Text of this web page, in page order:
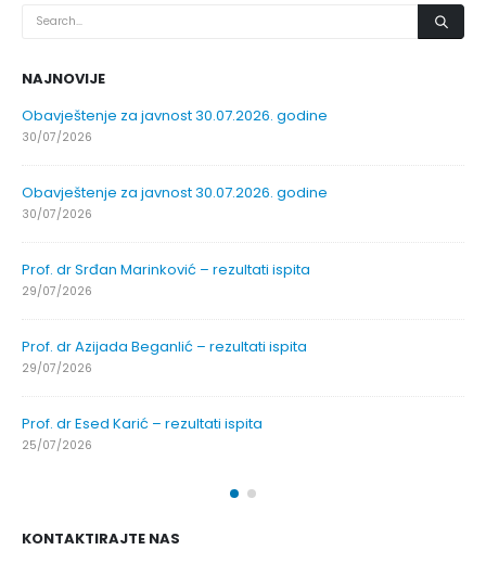
NAJNOVIJE
Obavještenje za javnost 30.07.2026. godine
30/07/2026
Obavještenje za javnost 30.07.2026. godine
30/07/2026
Prof. dr Srđan Marinković – rezultati ispita
29/07/2026
Prof. dr Azijada Beganlić – rezultati ispita
29/07/2026
Prof. dr Esed Karić – rezultati ispita
25/07/2026
KONTAKTIRAJTE NAS